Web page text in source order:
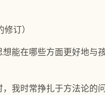
订）
能在哪些方面更好地与
我时常挣扎于方法论